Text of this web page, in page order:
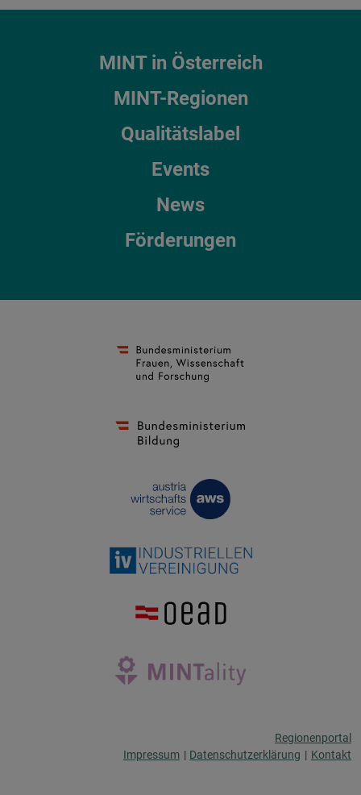
MINT in Österreich
MINT-Regionen
Qualitätslabel
Events
News
Förderungen
Regionenportal
Impressum | Datenschutzerklärung | Kontakt